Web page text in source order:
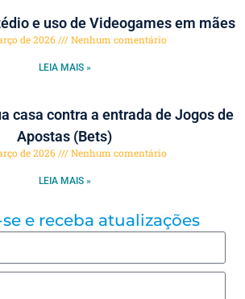
e uso de Videogames em mães
de 2026 Nenhum comentário
LEIA MAIS »
casa contra a entrada de Jogos de
Apostas (Bets)
de 2026 Nenhum comentário
LEIA MAIS »
e receba atualizações